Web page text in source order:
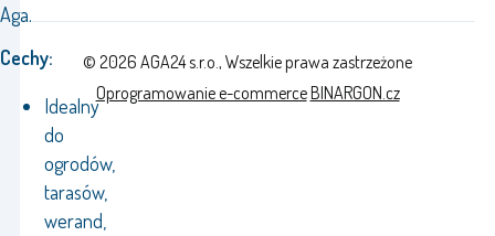
Aga.
Cechy:
Idealny
do
ogrodów,
tarasów,
werand,
© 2026 AGA24 s.r.o., Wszelkie prawa zastrzeżone
Oprogramowanie e-commerceBINARGON.cz